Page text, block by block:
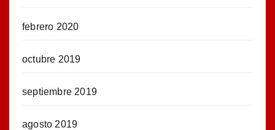
febrero 2020
octubre 2019
septiembre 2019
agosto 2019